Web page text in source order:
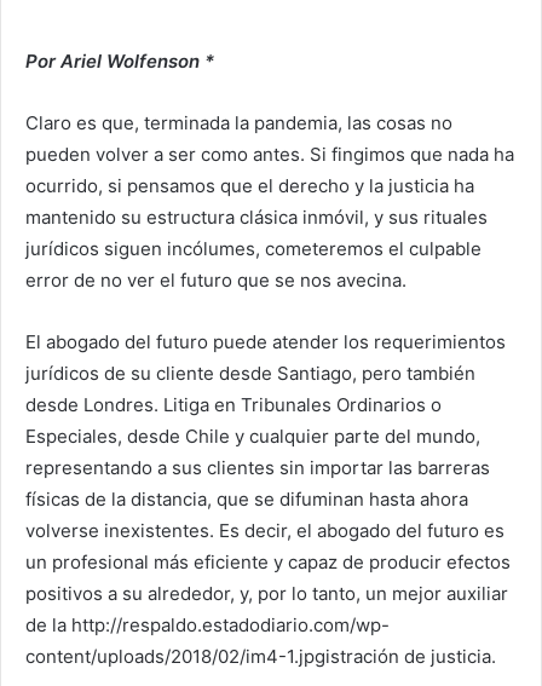
Por Ariel Wolfenson *
Claro es que, terminada la pandemia, las cosas no
pueden volver a ser como antes. Si fingimos que nada ha
ocurrido, si pensamos que el derecho y la justicia ha
mantenido su estructura clásica inmóvil, y sus rituales
jurídicos siguen incólumes, cometeremos el culpable
error de no ver el futuro que se nos avecina.
El abogado del futuro puede atender los requerimientos
jurídicos de su cliente desde Santiago, pero también
desde Londres. Litiga en Tribunales Ordinarios o
Especiales, desde Chile y cualquier parte del mundo,
representando a sus clientes sin importar las barreras
físicas de la distancia, que se difuminan hasta ahora
volverse inexistentes. Es decir, el abogado del futuro es
un profesional más eficiente y capaz de producir efectos
positivos a su alrededor, y, por lo tanto, un mejor auxiliar
de la http://respaldo.estadodiario.com/wp-
content/uploads/2018/02/im4-1.jpgistración de justicia.